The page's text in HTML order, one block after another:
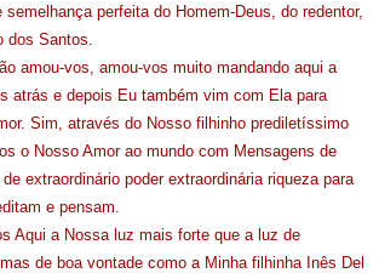
perfeita do Homem-Deus, do redentor,
dos Santos.
amou-vos, amou-vos muito mandando aqui a
atrás e depois Eu também vim com Ela para
Sim, através do Nosso filhinho prediletíssimo
o Nosso Amor ao mundo com Mensagens de
extraordinário poder extraordinária riqueza para
e pensam.
Aqui a Nossa luz mais forte que a luz de
de boa vontade como a Minha filhinha Inês Del